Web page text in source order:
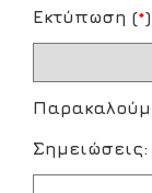
Εκτύπωση (*
Σημειώσεις: